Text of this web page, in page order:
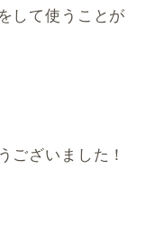
して使うことが
ございました！